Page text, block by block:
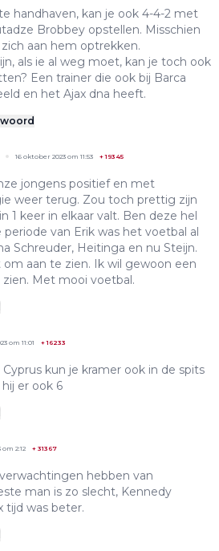
handhaven, kan je ook 4-4-2 met
Brobbey opstellen. Misschien
aan hem optrekken.
als ie al weg moet, kan je toch ook
Een trainer die ook bij Barca
en het Ajax dna heeft.
16 oktober 2023 om 11:53 +19345
jongens positief en met
weer terug. Zou toch prettig zijn
1 keer in elkaar valt. Ben deze hel
van Erik was het voetbal al
Schreuder, Heitinga en nu Steijn.
aan te zien. Ik wil gewoon een
Met mooi voetbal.
om 11:01 +16233
kun je kramer ook in de spits
er ook 6
2:12 + 31367
hebben van
man is zo slecht, Kennedy
tijd was beter.